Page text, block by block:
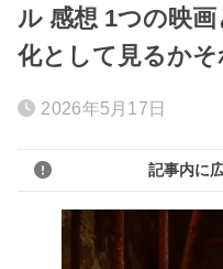
ル 感想 1つの映
化として見るか
2026年5月17日
記事内に